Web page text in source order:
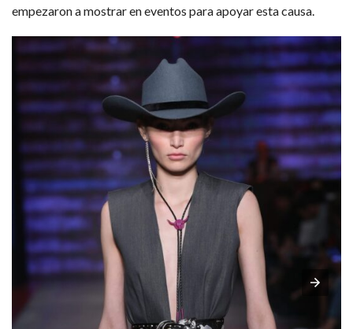
empezaron a mostrar en eventos para apoyar esta causa.